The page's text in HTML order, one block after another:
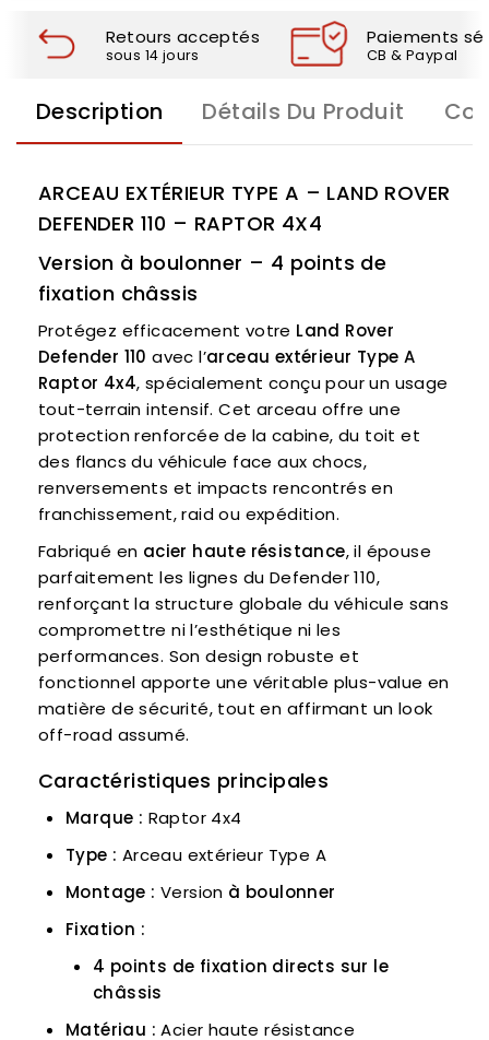
Retours acceptés
sous 14 jours
Paiements
CB & Paypal
Description Détails Du Produit
ARCEAU EXTÉRIEUR TYPE A – LAND ROVER
DEFENDER 110 – RAPTOR 4X4
Version à boulonner – 4 points de
fixation châssis
Protégez efficacement votre Land Rover
Defender 110 avec l’arceau extérieur Type A
Raptor 4x4, spécialement conçu pour un usage
tout-terrain intensif. Cet arceau offre une
protection renforcée de la cabine, du toit et
des flancs du véhicule face aux chocs,
renversements et impacts rencontrés en
franchissement, raid ou expédition.
Fabriqué en acier haute résistance, il épouse
parfaitement les lignes du Defender 110,
renforçant la structure globale du véhicule sans
compromettre ni l’esthétique ni les
performances. Son design robuste et
fonctionnel apporte une véritable plus-value en
matière de sécurité, tout en affirmant un look
off-road assumé.
Caractéristiques principales
Marque : Raptor 4x4
Type : Arceau extérieur Type A
Montage : Version à boulonner
Fixation :
4 points de fixation directs sur le
châssis
Matériau : Acier haute résistance